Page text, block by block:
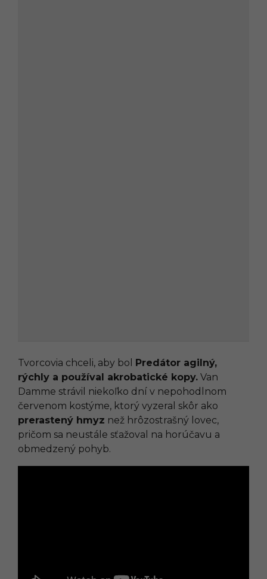
Tvorcovia chceli, aby bol Predátor agilný,
rýchly a používal akrobatické kopy. Van
Damme strávil niekoľko dní v nepohodlnom
červenom kostýme, ktorý vyzeral skôr ako
prerastený hmyz než hrôzostrašný lovec,
pričom sa neustále sťažoval na horúčavu a
obmedzený pohyb.